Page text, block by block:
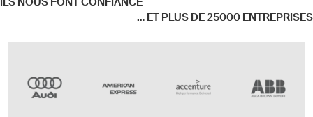
... ET PLUS DE 25000 ENTREPRISES